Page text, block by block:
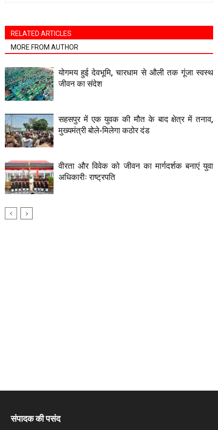
RELATED ARTICLES
MORE FROM AUTHOR
योगमय हुई देवभूमि, चारधाम से औली तक गूंजा स्वस्थ
जीवन का संदेश
सहसपुर में एक युवक की मौत के बाद क्षेत्र में तनाव,
मुख्यमंत्री बोले-मिलेगा कठोर दंड
वीरता और विवेक को जीवन का मार्गदर्शक बनाएं युवा
अधिकारीः राष्ट्रपति
संपादक की पसंद